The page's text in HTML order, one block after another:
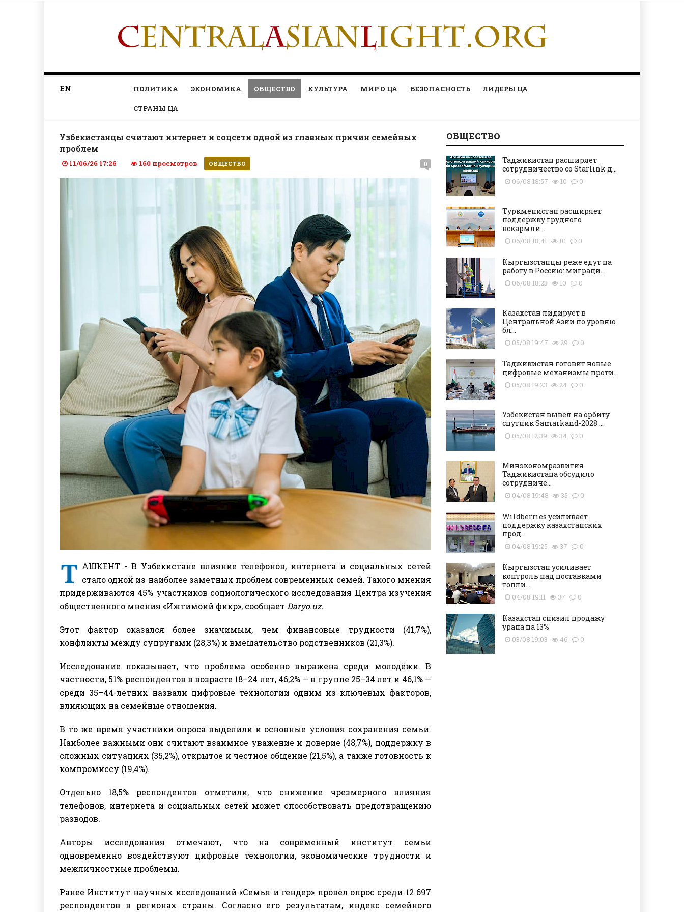
EN ПОЛИТИКА ЭКОНОМИКА ОБЩЕСТВО КУЛЬТУРА МИР О ЦА БЕЗОПАСНОСТЬ ЛИДЕРЫ ЦА
СТРАНЫ ЦА
Узбекистанцы считают интернет и соцсети одной из главных причин семейных
проблем
11/06/26 17:26 160 просмотров ОБЩЕСТВО 0
Т АШКЕНТ - В Узбекистане влияние телефонов, интернета и социальных сетей
стало одной из наиболее заметных проблем современных семей. Такого мнения
придерживаются 45% участников социологического исследования Центра изучения
общественного мнения «Ижтимоий фикр», сообщает Daryo.uz.
Этот фактор оказался более значимым, чем финансовые трудности (41,7%),
конфликты между супругами (28,3%) и вмешательство родственников (21,3%).
Исследование показывает, что проблема особенно выражена среди молодёжи. В
частности, 51% респондентов в возрасте 18–24 лет, 46,2% — в группе 25–34 лет и 46,1% —
среди 35–44-летних назвали цифровые технологии одним из ключевых факторов,
влияющих на семейные отношения.
В то же время участники опроса выделили и основные условия сохранения семьи.
Наиболее важными они считают взаимное уважение и доверие (48,7%), поддержку в
сложных ситуациях (35,2%), открытое и честное общение (21,5%), а также готовность к
компромиссу (19,4%).
Отдельно 18,5% респондентов отметили, что снижение чрезмерного влияния
телефонов, интернета и социальных сетей может способствовать предотвращению
разводов.
Авторы исследования отмечают, что на современный институт семьи
одновременно воздействуют цифровые технологии, экономические трудности и
межличностные проблемы.
Ранее Институт научных исследований «Семья и гендер» провёл опрос среди 12 697
респондентов в регионах страны. Согласно его результатам, индекс семейного
ОБЩЕСТВО
Таджикистан расширяет
сотрудничество со Starlink д...
06/08 18:57 10 0
Туркменистан расширяет
поддержку грудного
вскармли...
06/08 18:41 10 0
Кыргызстанцы реже едут на
работу в Россию: миграци...
06/08 18:23 10 0
Казахстан лидирует в
Центральной Азии по уровню
бл...
05/08 19:47 29 0
Таджикистан готовит новые
цифровые механизмы проти...
05/08 19:23 24 0
Узбекистан вывел на орбиту
спутник Samarkand-2028 ...
05/08 12:39 34 0
Минэкономразвития
Таджикистана обсудило
сотрудниче...
04/08 19:48 35 0
Wildberries усиливает
поддержку казахстанских
прод...
04/08 19:25 37 0
Кыргызстан усиливает
контроль над поставками
топли...
04/08 19:11 37 0
Казахстан снизил продажу
урана на 13%
03/08 19:03 46 0